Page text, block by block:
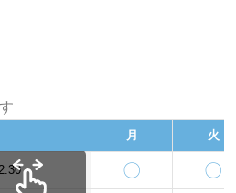
月 火
〇 〇